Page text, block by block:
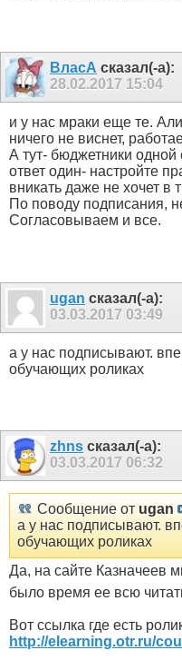
ВласА сказал(-а):
28.02.2017 15:04
и у нас мраки еще те.
ничего не виснет,
А тут- бюджетники
ответ один- настройте
вникать даже не хочет в
По поводу подписания,
Согласовываем и все.
ugan сказал(-а):
03.03.2017 03:49
а у нас подписывают.
обучающих роликах
zhns сказал(-а):
03.03.2017 06:32
Сообщение от ugan
а у нас подписывают.
обучающих роликах
Да, на сайте Казначеев
было время ее всю
Вот ссылка где есть
http://elearning.otr.ru/